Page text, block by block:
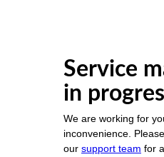
Service
in
We are working for
inconvenience.
our support team for